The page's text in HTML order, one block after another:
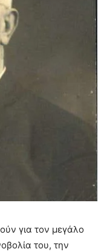
για τον μεγάλο
του, την